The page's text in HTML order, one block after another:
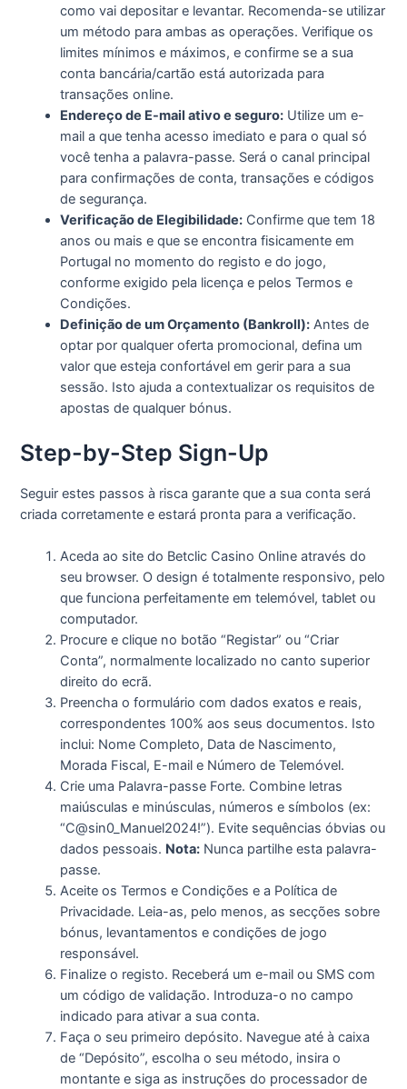
como vai depositar e levantar. Recomenda-se utilizar
um método para ambas as operações. Verifique os
limites mínimos e máximos, e confirme se a sua
conta bancária/cartão está autorizada para
transações online.
Endereço de E-mail ativo e seguro: Utilize um e-
mail a que tenha acesso imediato e para o qual só
você tenha a palavra-passe. Será o canal principal
para confirmações de conta, transações e códigos
de segurança.
Verificação de Elegibilidade: Confirme que tem 18
anos ou mais e que se encontra fisicamente em
Portugal no momento do registo e do jogo,
conforme exigido pela licença e pelos Termos e
Condições.
Definição de um Orçamento (Bankroll): Antes de
optar por qualquer oferta promocional, defina um
valor que esteja confortável em gerir para a sua
sessão. Isto ajuda a contextualizar os requisitos de
apostas de qualquer bónus.
Step-by-Step Sign-Up
Seguir estes passos à risca garante que a sua conta será
criada corretamente e estará pronta para a verificação.
Aceda ao site do Betclic Casino Online através do
seu browser. O design é totalmente responsivo, pelo
que funciona perfeitamente em telemóvel, tablet ou
computador.
Procure e clique no botão “Registar” ou “Criar
Conta”, normalmente localizado no canto superior
direito do ecrã.
Preencha o formulário com dados exatos e reais,
correspondentes 100% aos seus documentos. Isto
inclui: Nome Completo, Data de Nascimento,
Morada Fiscal, E-mail e Número de Telemóvel.
Crie uma Palavra-passe Forte. Combine letras
maiúsculas e minúsculas, números e símbolos (ex:
“C@sin0_Manuel2024!”). Evite sequências óbvias ou
dados pessoais. Nota: Nunca partilhe esta palavra-
passe.
Aceite os Termos e Condições e a Política de
Privacidade. Leia-as, pelo menos, as secções sobre
bónus, levantamentos e condições de jogo
responsável.
Finalize o registo. Receberá um e-mail ou SMS com
um código de validação. Introduza-o no campo
indicado para ativar a sua conta.
Faça o seu primeiro depósito. Navegue até à caixa
de “Depósito”, escolha o seu método, insira o
montante e siga as instruções do processador de